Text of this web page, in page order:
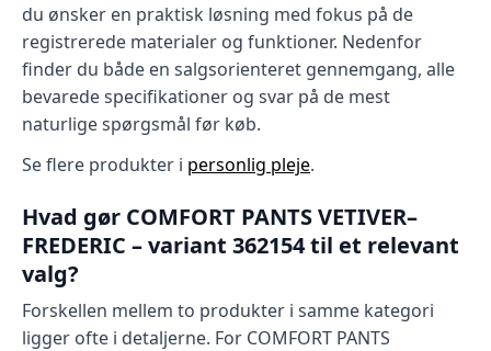
du ønsker en praktisk løsning med fokus på de
registrerede materialer og funktioner. Nedenfor
finder du både en salgsorienteret gennemgang, alle
bevarede specifikationer og svar på de mest
naturlige spørgsmål før køb.
Se flere produkter i personlig pleje.
Hvad gør COMFORT PANTS VETIVER–
FREDERIC – variant 362154 til et relevant
valg?
Forskellen mellem to produkter i samme kategori
ligger ofte i detaljerne. For COMFORT PANTS